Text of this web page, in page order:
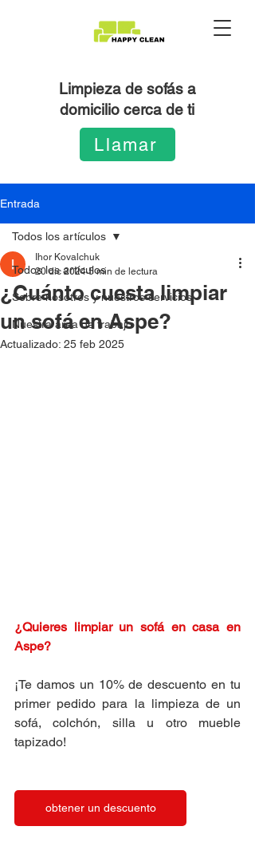
Limpieza de sofás a
domicilio cerca de ti
Llamar
Entrada
Todos los artículos
Sobre nosotros y nuestros servicios
Nuestra área de trabajo
Todos los artículos
¿Cuánto cuesta limpiar
un sofá en Aspe?
Ihor Kovalchuk
20 dic 2024 5 min de lectura
Actualizado: 25 feb 2025
Aspe?
¡Te damos un 10% de descuento en tu
primer pedido para la limpieza de un
sofá, colchón, silla u otro mueble
tapizado!
obtener un descuento